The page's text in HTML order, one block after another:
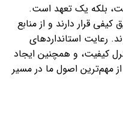
بلکه یک تعهد است.
قرار دارند و از منابع
رعایت استانداردهای
کیفیت، و همچنین ایجاد
مهم‌ترین اصول ما در مسیر